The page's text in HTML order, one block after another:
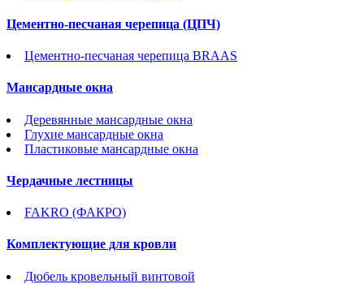
Цементно-песчаная черепица (ЦПЧ)
Цементно-песчаная черепица BRAAS
Мансардные окна
Деревянные мансардные окна
Глухие мансардные окна
Пластиковые мансардные окна
Чердачные лестницы
FAKRO (ФАКРО)
Комплектующие для кровли
Дюбель кровельный винтовой